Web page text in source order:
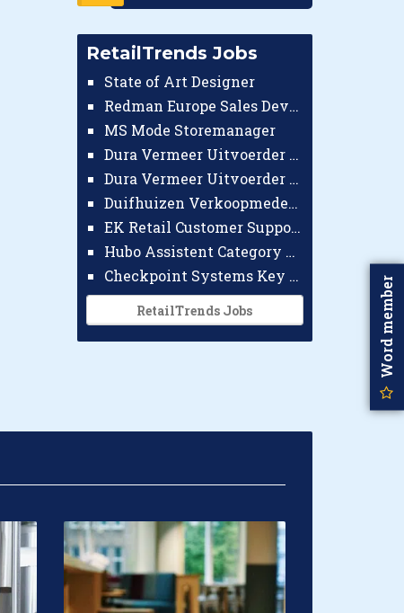
RetailTrends Jobs
State of Art Designer
Redman Europe Sales Developer (Europe)
MS Mode Storemanager
Dura Vermeer Uitvoerder GWW Amsterdam
Dura Vermeer Uitvoerder Civiel Nijmegen
Duifhuizen Verkoopmedewerker Ridderkerk
EK Retail Customer Support Omnichannel
Hubo Assistent Category Manager
Checkpoint Systems Key Accountmanager Benelux
RetailTrends Jobs Word member